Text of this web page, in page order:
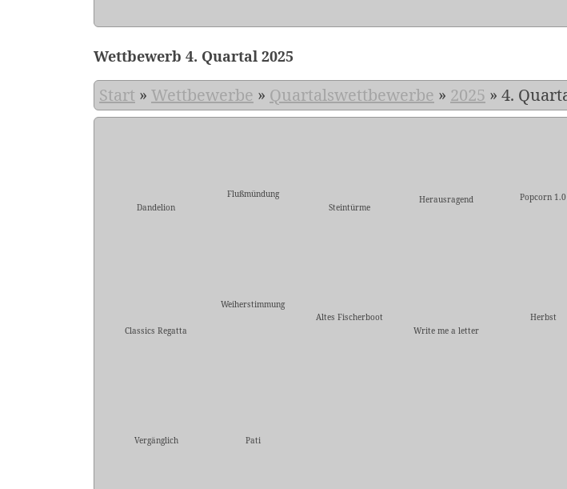
Wettbewerb 4. Quartal 2025
Start » Wettbewerbe » Quartalswettbewerbe » 2025 » 4.
Dandelion
Flußmündung
Steintürme
Herausragend Popcorn 1.0
Classics Regatta
Weiherstimmung
Altes Fischerboot
Write me a letter
Herbst
Vergänglich Pati